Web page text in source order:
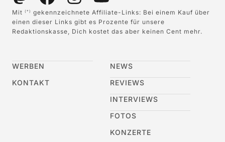
Mit (*)
gekennzeichnete Affiliate-Links: Bei einem Kauf über
einen dieser Links gibt es Prozente für unsere
Redaktionskasse, Dich kostet das aber keinen Cent mehr.
WERBEN
KONTAKT
NEWS
REVIEWS
INTERVIEWS
FOTOS
KONZERTE